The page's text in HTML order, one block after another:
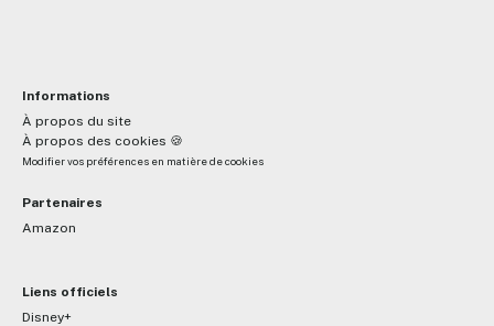
Informations
À propos du site
À propos des cookies 🍪
Modifier vos préférences en matière de cookies
Partenaires
Amazon
Liens officiels
Disney+